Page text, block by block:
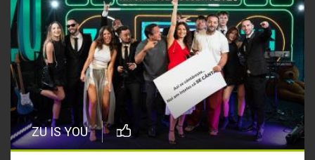
21 Iulie
Dă volumul mai tare! Cabron vine
cu Hitul Monstru al Verii
20 Iulie
Episod nou | Muzica Aia x DJ
Christian Thomson
ZU IS YOU